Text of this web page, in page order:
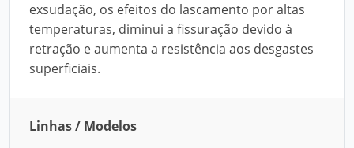
exsudação, os efeitos do lascamento por altas
temperaturas, diminui a fissuração devido à
retração e aumenta a resistência aos desgastes
superficiais.
Linhas / Modelos